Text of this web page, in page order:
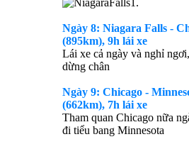
Ngày 8: Niagara Falls -
(895km), 9h lái xe
Lái xe cả ngày và nghỉ
dừng chân
Ngày 9: Chicago -
(662km), 7h lái xe
Tham quan Chicago nữa
đi tiểu bang Minnesota